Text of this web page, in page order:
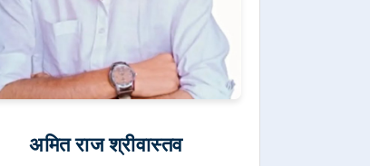
अमित राज श्रीवास्तव